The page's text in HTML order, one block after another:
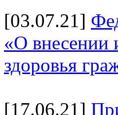
[03.07.21]
«О внесении
здоровья
[17.06.21]